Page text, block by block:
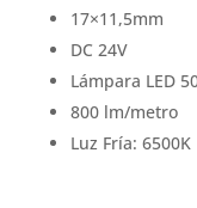
17×11,5mm
DC 24V
Lámpara LED
800 lm/metro
Luz Fría: 6500K